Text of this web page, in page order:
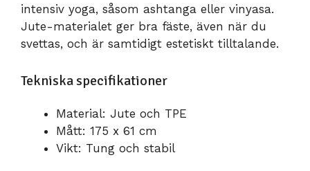
intensiv yoga, såsom ashtanga eller vinyasa.
Jute-materialet ger bra fäste, även när du
svettas, och är samtidigt estetiskt tilltalande.
Tekniska specifikationer
Material: Jute och TPE
Mått: 175 x 61 cm
Vikt: Tung och stabil